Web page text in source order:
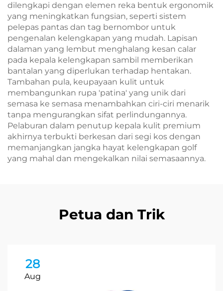
dilengkapi dengan elemen reka bentuk ergonomik
yang meningkatkan fungsian, seperti sistem
pelepas pantas dan tag bernombor untuk
pengenalan kelengkapan yang mudah. Lapisan
dalaman yang lembut menghalang kesan calar
pada kepala kelengkapan sambil memberikan
bantalan yang diperlukan terhadap hentakan.
Tambahan pula, keupayaan kulit untuk
membangunkan rupa 'patina' yang unik dari
semasa ke semasa menambahkan ciri-ciri menarik
tanpa mengurangkan sifat perlindungannya.
Pelaburan dalam penutup kepala kulit premium
akhirnya terbukti berkesan dari segi kos dengan
memanjangkan jangka hayat kelengkapan golf
yang mahal dan mengekalkan nilai semasaannya.
Petua dan Trik
28
Aug